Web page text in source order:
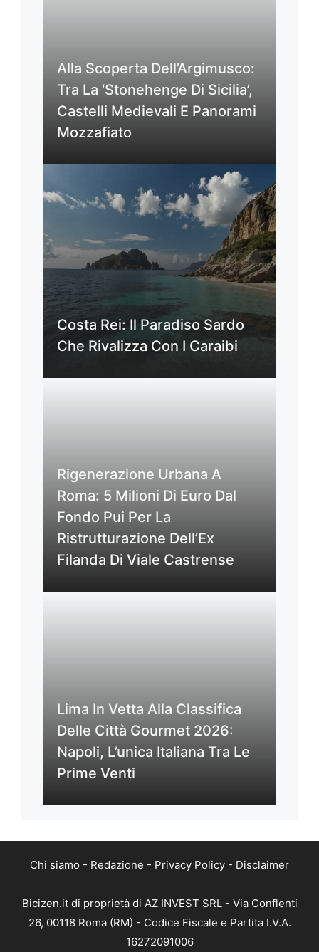
Alla Scoperta Dell’Argimusco:
Tra La ‘Stonehenge Di Sicilia’,
Castelli Medievali E Panorami
Mozzafiato
Costa Rei: Il Paradiso Sardo
Che Rivalizza Con I Caraibi
Rigenerazione Urbana A
Roma: 5 Milioni Di Euro Dal
Fondo Pui Per La
Ristrutturazione Dell’Ex
Filanda Di Viale Castrense
Lima In Vetta Alla Classifica
Delle Città Gourmet 2026:
Napoli, L’unica Italiana Tra Le
Prime Venti
Chi siamo - Redazione - Privacy Policy - Disclaimer
Bicizen.it di proprietà di AZ INVEST SRL - Via Conflenti
26, 00118 Roma (RM) - Codice Fiscale e Partita I.V.A.
16272091006